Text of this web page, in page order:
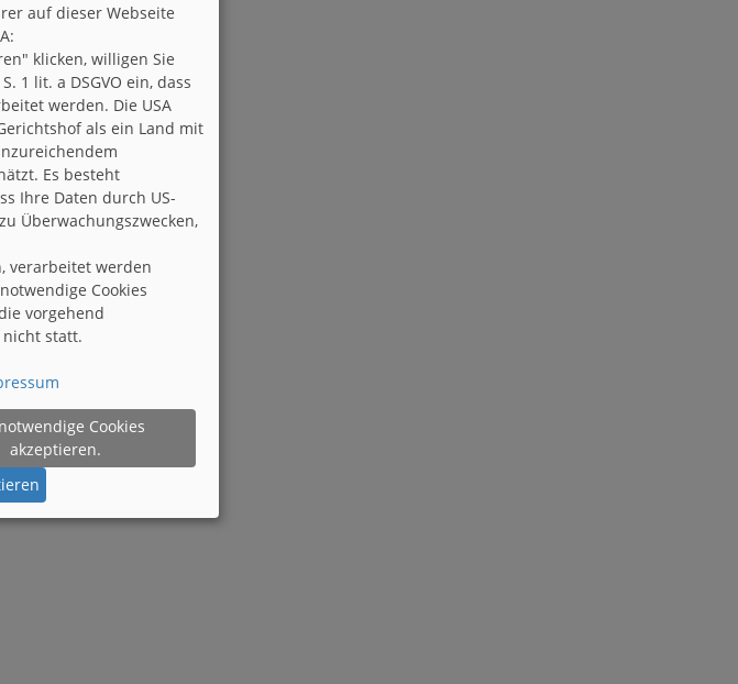
auf dieser Webseite
klicken, willigen Sie
1 lit. a DSGVO ein, dass
werden. Die USA
als ein Land mit
Es besteht
Ihre Daten durch US-
Überwachungszwecken,
verarbeitet werden
Cookies
vorgehend
statt.
Cookies
akzeptieren.